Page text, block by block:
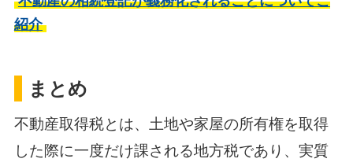
紹介
まとめ
不動産取得税とは、土地や家屋の所有権を取得
した際に一度だけ課される地方税であり、実質